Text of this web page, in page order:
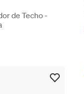
de Techo -